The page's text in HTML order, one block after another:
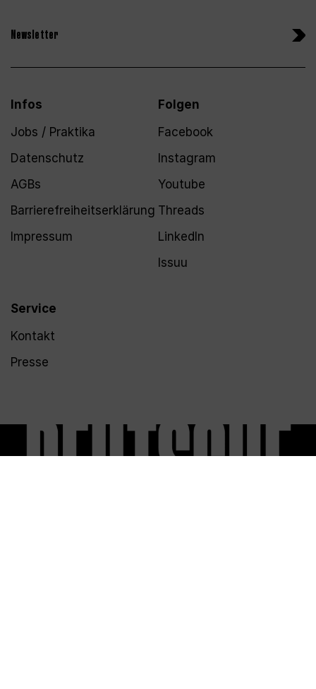
Newsletter
Infos
Jobs / Praktika
Datenschutz
AGBs
Barrierefreiheitserklärung
Impressum
Service
Kontakt
Presse
Folgen
Facebook
Instagram
Youtube
Threads
LinkedIn
Issuu